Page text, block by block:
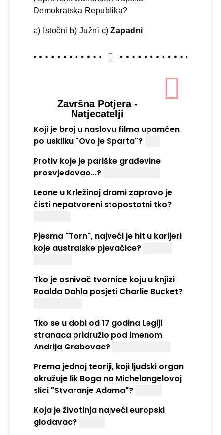
Demokratska Republika?
a) Istočni b) Južni c)Zapadni
Završna Potjera -
Natjecatelji
Koji je broj u naslovu filma upamćen
po uskliku "Ovo je Sparta"?
Protiv koje je pariške građevine
prosvjedovao...?
Leone u Krležinoj drami zapravo je
čisti nepatvoreni stopostotni tko?
Pjesma "Torn", najveći je hit u karijeri
koje australske pjevačice?
Tko je osnivač tvornice koju u knjizi
Roalda Dahla posjeti Charlie Bucket?
Tko se u dobi od 17 godina Legiji
stranaca pridružio pod imenom
Andrija Grabovac?
Prema jednoj teoriji, koji ljudski organ
okružuje lik Boga na Michelangelovoj
slici "Stvaranje Adama"?
Koja je životinja najveći europski
glodavac?